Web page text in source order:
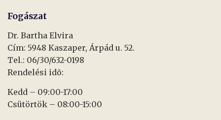
Fogászat
Dr. Bartha Elvira
Cím: 5948 Kaszaper, Árpád u. 52.
Tel.: 06/30/632-0198
Rendelési idõ:
Kedd – 09:00-17:00
Csütörtök – 08:00-15:00